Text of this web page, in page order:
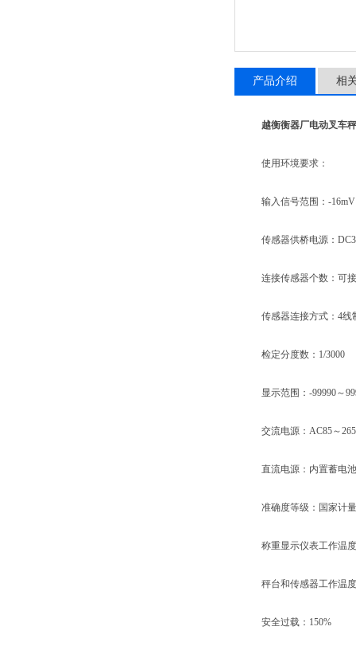
产品介绍 相
越衡衡器厂电动叉车
使用环境要求：
输入信号范围：-16mV
传感器供桥电源：
连接传感器个数：可接
传感器连接方式：4线
检定分度数：1/3000
显示范围：-99990～
交流电源：AC85～
直流电源：内置蓄电池
准确度等级：国家计
称重显示仪表工作温
秤台和传感器工作温
安全过载：150%